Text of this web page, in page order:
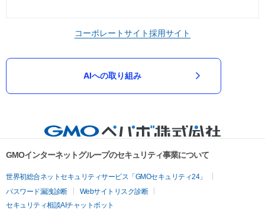
コーポレートサイト採用サイト
AIへの取り組み
GMOインターネットグループのセキュリティ事業について
世界初総合ネットセキュリティサービス「GMOセキュリティ24」
パスワード漏洩診断
Webサイトリスク診断
セキュリティ相談AIチャットボット